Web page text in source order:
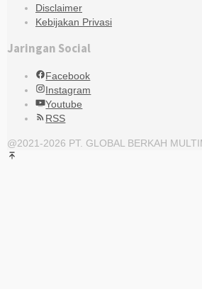
Disclaimer
Kebijakan Privasi
Jaringan Social
Facebook
Instagram
Youtube
RSS
@2021-2026 PT. GLOBAL BERKAH